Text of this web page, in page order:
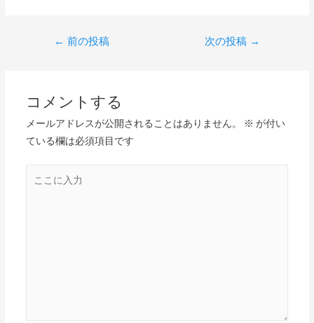
← 前の投稿 次の投稿 →
コメントする
メールアドレスが公開されることはありません。 ※ が付い
ている欄は必須項目です